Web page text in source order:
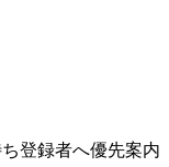
登録者へ優先案内